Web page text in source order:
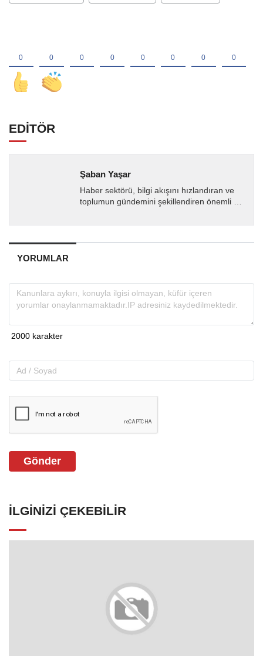
EDİTÖR
Şaban Yaşar
Haber sektörü, bilgi akışını hızlandıran ve
toplumun gündemini şekillendiren önemli bir
YORUMLAR
Gönder
İLGINIZI ÇEKEBILIR